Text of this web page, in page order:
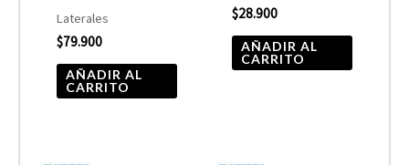
Laterales
$79.900
AÑADIR AL
CARRITO
$28.900
AÑADIR AL
CARRITO